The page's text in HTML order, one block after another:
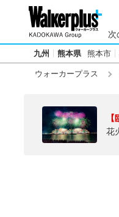
次
九州 熊本県 熊本市
ウォーカープラス
花